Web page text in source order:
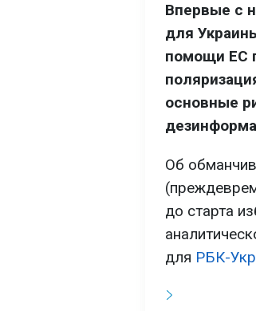
Впервые с
для
помощи ЕС
основные
Об
до старта
для РБК-